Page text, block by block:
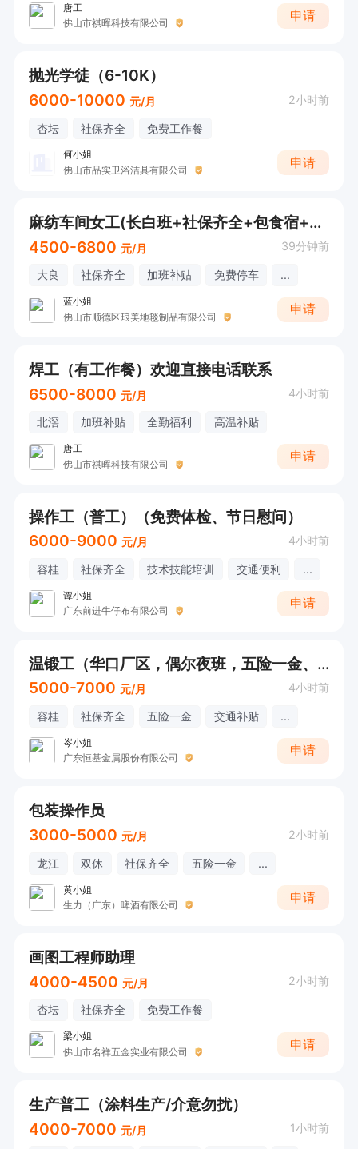
唐工
佛山市祺晖科技有限公司
申请
抛光学徒（6-10K）
6000-10000 元/月 2小时前
杏坛 社保齐全 免费工作餐
何小姐
佛山市品实卫浴洁具有限公司
申请
麻纺车间女工(长白班+社保齐全+包食宿+大良上班）针纺/剪毛
4500-6800 元/月 39分钟前
大良 社保齐全 加班补贴 免费停车 ...
蓝小姐
佛山市顺德区琅美地毯制品有限公司
申请
焊工（有工作餐）欢迎直接电话联系
6500-8000 元/月 4小时前
北滘 加班补贴 全勤福利 高温补贴
唐工
佛山市祺晖科技有限公司
申请
操作工（普工）（免费体检、节日慰问）
6000-9000 元/月 4小时前
容桂 社保齐全 技术技能培训 交通便利 ...
谭小姐
广东前进牛仔布有限公司
申请
温锻工（华口厂区，偶尔夜班，五险一金、夜班补贴、高温补贴、节日福利）
5000-7000 元/月 4小时前
容桂 社保齐全 五险一金 交通补贴 ...
岑小姐
广东恒基金属股份有限公司
申请
包装操作员
3000-5000 元/月 2小时前
龙江 双休 社保齐全 五险一金 ...
黄小姐
生力（广东）啤酒有限公司
申请
画图工程师助理
4000-4500 元/月 2小时前
杏坛 社保齐全 免费工作餐
梁小姐
佛山市名祥五金实业有限公司
申请
生产普工（涂料生产/介意勿扰）
4000-7000 元/月 1小时前